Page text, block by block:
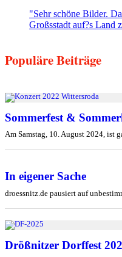
"Sehr schöne Bilder.
Großsstadt auf?s Land
Populäre Beiträge
Sommerfest &
Am Samstag, 10. August 2024, ist
In eigener Sache
droessnitz.de pausiert auf
Drößnitzer Dorffest